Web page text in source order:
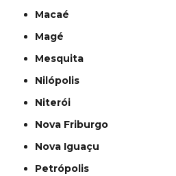
Macaé
Magé
Mesquita
Nilópolis
Niterói
Nova Friburgo
Nova Iguaçu
Petrópolis